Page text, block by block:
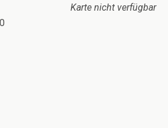
Karte nicht verfügbar